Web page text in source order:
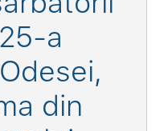
a
din